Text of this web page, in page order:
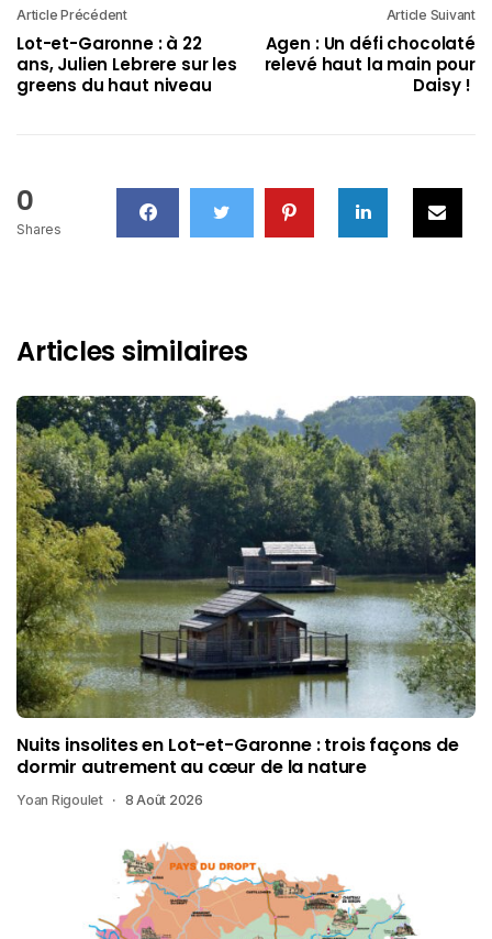
Article Précédent
Lot-et-Garonne : à 22
ans, Julien Lebrere sur les
greens du haut niveau
Article Suivant
Agen : Un défi chocolaté
relevé haut la main pour
Daisy !
0
Shares
Articles similaires
Nuits insolites en Lot-et-Garonne : trois façons de
dormir autrement au cœur de la nature
Yoan Rigoulet 8 Août 2026